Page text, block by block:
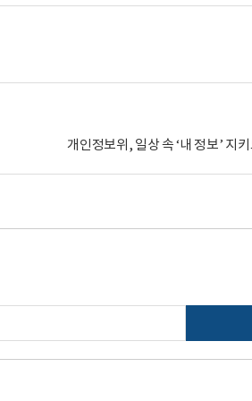
개인정보위, 일상 속 ‘내 정보’ 지